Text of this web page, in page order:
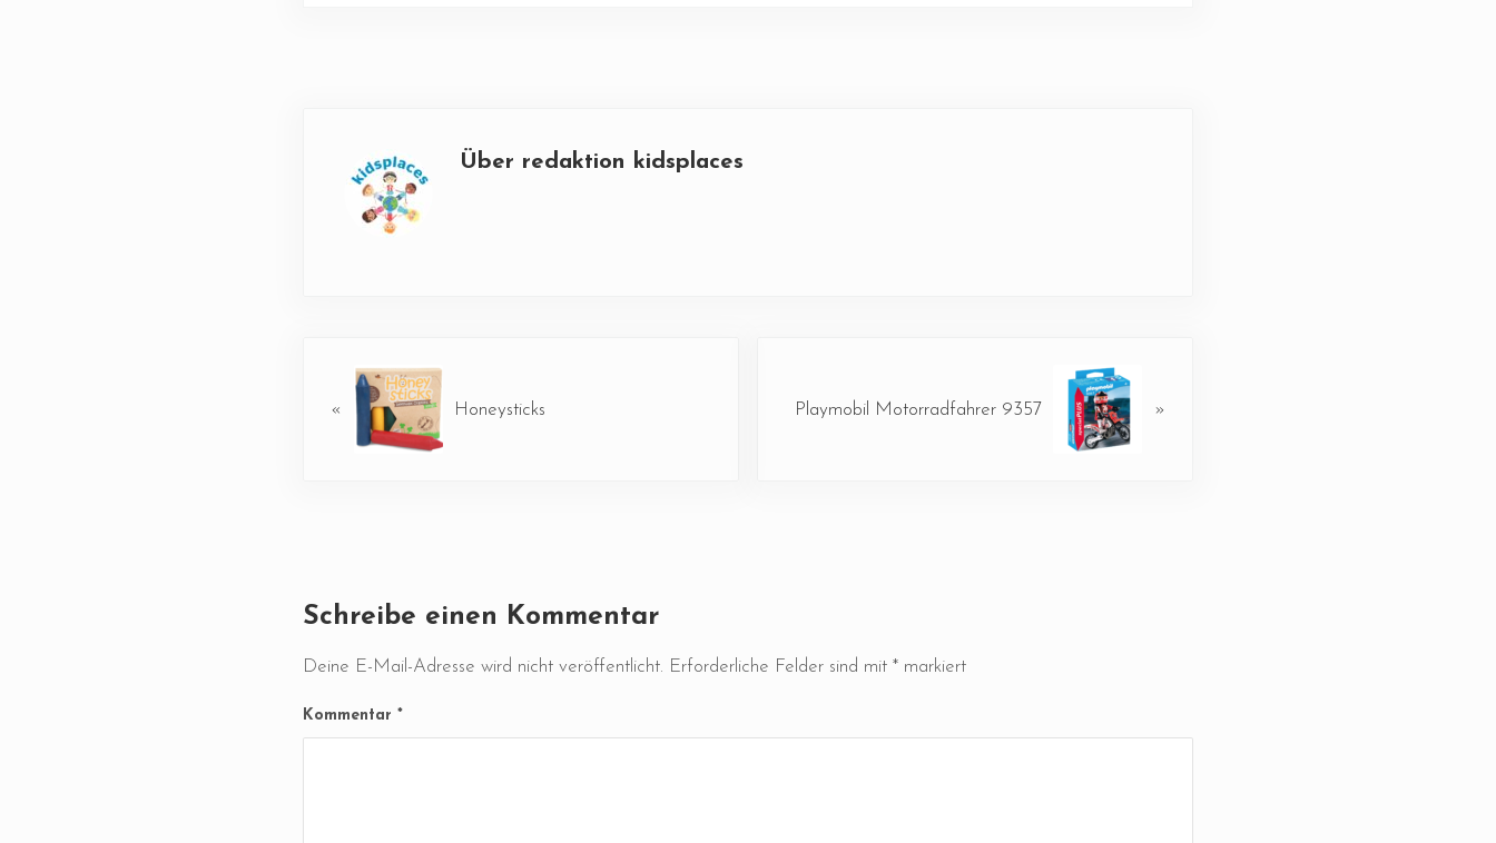
Über redaktion kidsplaces
« Honeysticks Playmobil Motorradfahrer 9357 »
Schreibe einen Kommentar
Deine E-Mail-Adresse wird nicht veröffentlicht. Erforderliche Felder sind mit * markiert
Kommentar *